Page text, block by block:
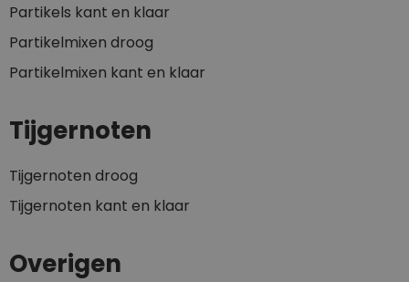
Partikels kant en klaar
Partikelmixen droog
Partikelmixen kant en klaar
Tijgernoten
Tijgernoten droog
Tijgernoten kant en klaar
Overigen